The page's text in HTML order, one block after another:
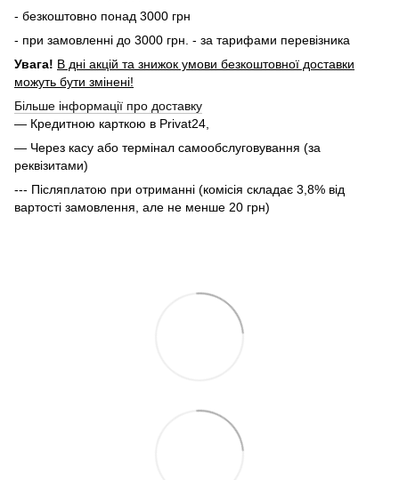
- безкоштовно понад 3000 грн
- при замовленні до 3000 грн. - за тарифами перевізника
Увага! В дні акцій та знижок умови безкоштовної доставки
можуть бути змінені!
Більше інформації про доставку
— Кредитною карткою в Privat24,
— Через касу або термінал самообслуговування (за
реквізитами)
--- Післяплатою при отриманні (комісія складає 3,8% від
вартості замовлення, але не менше 20 грн)